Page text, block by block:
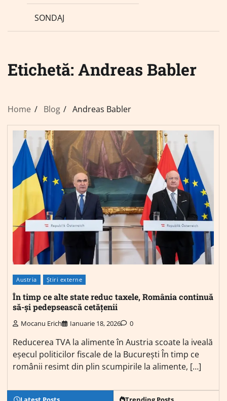
SONDAJ
Etichetă: Andreas Babler
Home Blog Andreas Babler
Austria Știri externe
În timp ce alte state reduc taxele, România continuă
să-și pedepsească cetățenii
Mocanu Erich Ianuarie 18, 2026 0
Reducerea TVA la alimente în Austria scoate la iveală
eșecul politicilor fiscale de la București În timp ce
românii resimt din plin scumpirile la alimente, […]